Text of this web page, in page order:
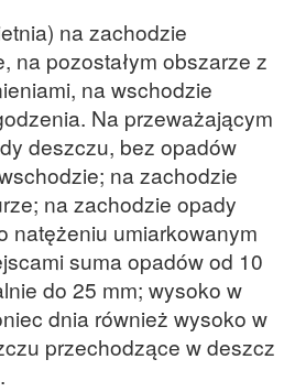
na zachodzie
na pozostałym obszarze z
na wschodzie
Na przeważającym
deszczu, bez opadów
na zachodzie
na zachodzie opady
natężeniu umiarkowanym
suma opadów od 10
do 25 mm; wysoko w
dnia również wysoko w
przechodzące w deszcz